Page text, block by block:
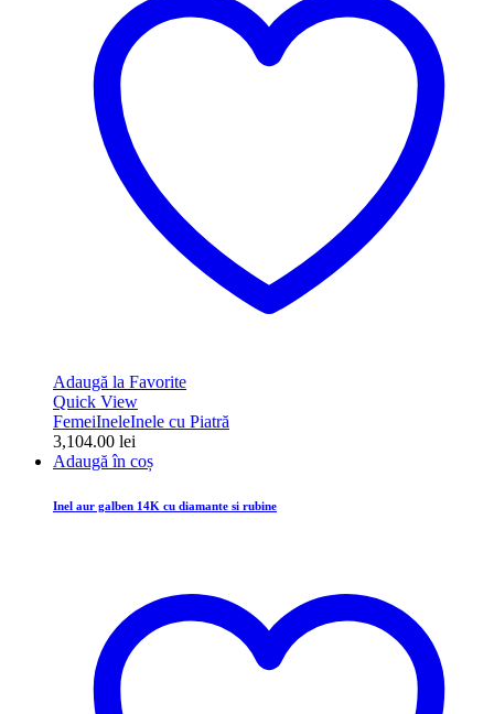
Adaugă la Favorite
Quick View
FemeiIneleInele cu Piatră
3,104.00 lei
Adaugă în coș
Inel aur galben 14K cu diamante si rubine